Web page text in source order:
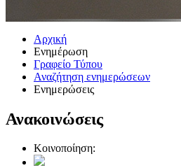
Αρχική
Ενημέρωση
Γραφείο Τύπου
Αναζήτηση ενημερώσεων
Ενημερώσεις
Ανακοινώσεις
Κοινοποίηση: